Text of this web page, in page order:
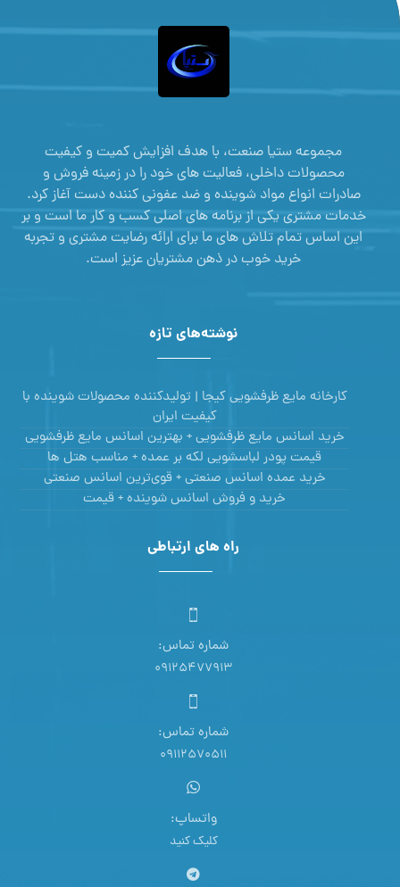
مجموعه ستیا صنعت، با هدف افزایش کمیت و کیفیت
محصولات داخلی، فعالیت های خود را در زمینه فروش و
صادرات انواع مواد شوینده و ضد عفونی کننده دست آغاز کرد.
خدمات مشتری یکی از برنامه های اصلی کسب و کار ما است و بر
این اساس تمام تلاش های ما برای ارائه رضایت مشتری و تجربه
خرید خوب در ذهن مشتریان عزیز است.
نوشته‌های تازه
کارخانه مایع ظرفشویی کیجا | تولیدکننده محصولات شوینده با
کیفیت ایران
خرید اسانس مایع ظرفشویی + بهترین اسانس مایع ظرفشویی
قیمت پودر لباسشویی لکه بر عمده + مناسب هتل ها
خرید عمده اسانس صنعتی + قوی‌ترین اسانس‌ صنعتی
خرید و فروش اسانس شوینده + قیمت
راه های ارتباطی
شماره تماس:
09125477913
شماره تماس:
09112570511
واتساپ:
کلیک کنید